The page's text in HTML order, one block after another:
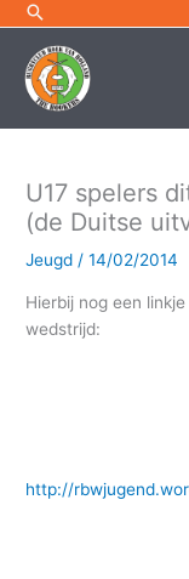
inhoud
U17 spelers
(de Duitse
Jeugd /14/02/2014
Hierbij nog een
wedstrijd:
http://